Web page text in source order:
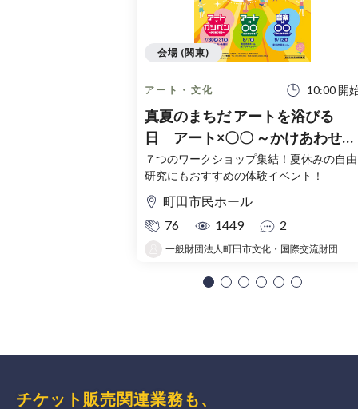
アート・文化 10:00 開
真夏のまちだ アートを浴びる
日 アート×〇〇 ～かけあわせる
～
７つのワークショップ集結！夏休みの自由
研究にもおすすめの体験イベント！
町田市民ホール
76
1449 2
一般財団法人町田市文化・国際交流財団
会場 (関東)
チケット販売関連業務も、